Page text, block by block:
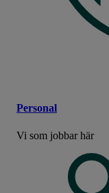
Personal
Vi som jobbar här